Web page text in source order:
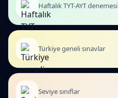
Haftalık TYT-AYT denemesi
Türkiye geneli sınavlar
Seviye sınıflar